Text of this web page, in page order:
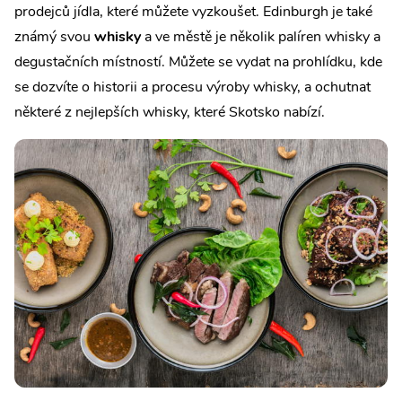
prodejců jídla, které můžete vyzkoušet. Edinburgh je také
známý svou whiskya ve městě je několik palíren whisky a
degustačních místností. Můžete se vydat na prohlídku, kde
se dozvíte o historii a procesu výroby whisky, a ochutnat
některé z nejlepších whisky, které Skotsko nabízí.